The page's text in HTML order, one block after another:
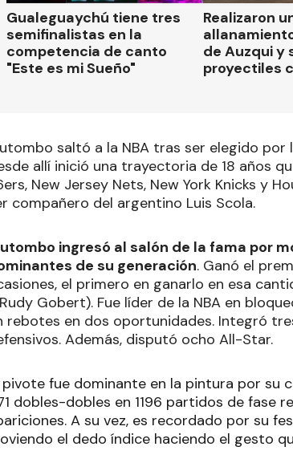
Gualeguaychú tiene tres
semifinalistas en la
competencia de canto
"Este es mi Sueño"
Realizaron
de Auzqui y
proyectiles
saltó a la NBA tras ser elegido por
allí inició una trayectoria de 18 años
New Jersey Nets, New York Knicks y
compañero del argentino Luis Scola.
ingresó al salón de la fama por
de su generación. Ganó el
el primero en ganarlo en esa
Gobert). Fue líder de la NBA en
rebotes en dos oportunidades. Integró
Además, disputó ocho All-Star.
pivote fue dominante en la pintura por su
dobles-dobles en 1196 partidos de fase
A su vez, es recordado por su
el dedo índice haciendo el gesto